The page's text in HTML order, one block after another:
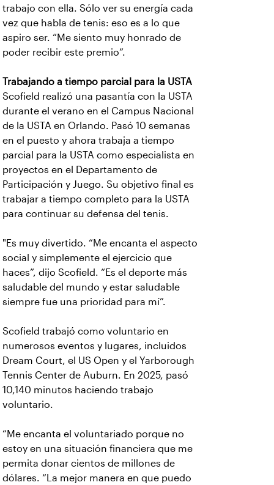
trabajo con ella. Sólo ver su energía cada
vez que habla de tenis: eso es a lo que
aspiro ser. “Me siento muy honrado de
poder recibir este premio”.
Trabajando a tiempo parcial para la USTA
Scofield realizó una pasantía con la USTA
durante el verano en el Campus Nacional
de la USTA en Orlando. Pasó 10 semanas
en el puesto y ahora trabaja a tiempo
parcial para la USTA como especialista en
proyectos en el Departamento de
Participación y Juego. Su objetivo final es
trabajar a tiempo completo para la USTA
para continuar su defensa del tenis.
"Es muy divertido. “Me encanta el aspecto
social y simplemente el ejercicio que
haces”, dijo Scofield. “Es el deporte más
saludable del mundo y estar saludable
siempre fue una prioridad para mí”.
Scofield trabajó como voluntario en
numerosos eventos y lugares, incluidos
Dream Court, el US Open y el Yarborough
Tennis Center de Auburn. En 2025, pasó
10,140 minutos haciendo trabajo
voluntario.
“Me encanta el voluntariado porque no
estoy en una situación financiera que me
permita donar cientos de millones de
dólares. “La mejor manera en que puedo